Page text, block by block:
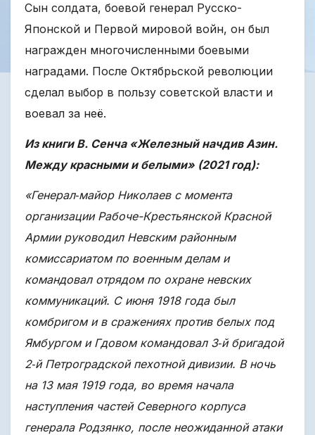
Сын солдата, боевой генерал Русско-
Японской и Первой мировой войн, он был
награжден многочисленными боевыми
наградами. После Октябрьской революции
сделал выбор в пользу советской власти и
воевал за неё.
Из книги В. Сенча «Железный начдив Азин.
Между красными и белыми» (2021 год):
«Генерал‐майор Николаев с момента
организации Рабоче-Крестьянской Красной
Армии руководил Невским районным
комиссариатом по военным делам и
командовал отрядом по охране невских
коммуникаций. С июня 1918 года был
комбригом и в сражениях против белых под
Ямбургом и Гдовом командовал 3‐й бригадой
2‐й Петроградской пехотной дивизии. В ночь
на 13 мая 1919 года, во время начала
наступления частей Северного корпуса
генерала Родзянко, после неожиданной атаки